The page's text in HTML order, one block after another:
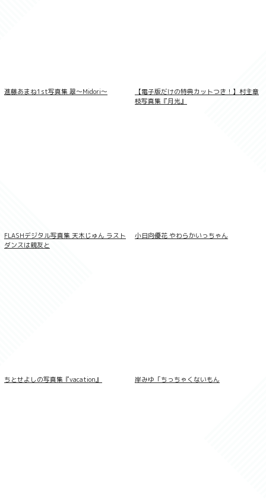
谷夢花 【140P完全版】NEXT推しガー
ル！ 1〜4 ヤンマガデジタル写真集
進藤あまね1st写真集 翠〜Midori〜
【電子版だけの特典カットつき！】村主章
枝写真集『月光』
FLASHデジタル写真集 天木じゅん ラスト
ダンスは親友と
小日向優花 やわらかいっちゃん
ちとせよしの写真集『vacation』 岸みゆ「ちっちゃくないもん